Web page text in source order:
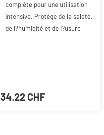
complète pour une utilisation
intensive. Protège de la saleté,
de l?humidité et de l?usure
34.22 CHF